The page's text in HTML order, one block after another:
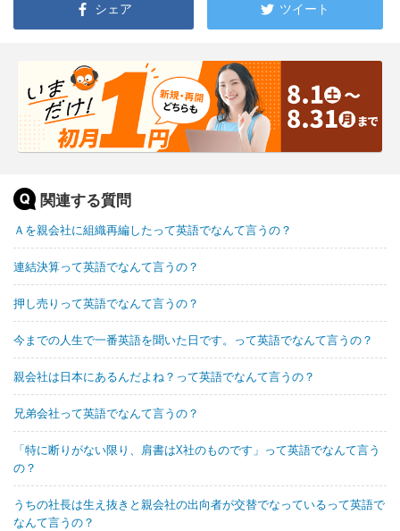
シェア ツイート
関連する質問
Ａを親会社に組織再編したって英語でなんて言うの？
連結決算って英語でなんて言うの？
押し売りって英語でなんて言うの？
今までの人生で一番英語を聞いた日です。って英語でなんて言うの？
親会社は日本にあるんだよね？って英語でなんて言うの？
兄弟会社って英語でなんて言うの？
「特に断りがない限り、肩書はX社のものです」って英語でなんて言う
の？
うちの社長は生え抜きと親会社の出向者が交替でなっているって英語で
なんて言うの？